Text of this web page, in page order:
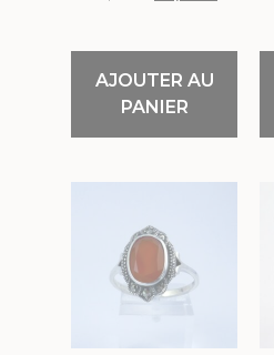
AJOUTER AU
PANIER